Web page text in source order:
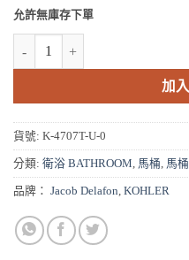
允許無庫存下單
加
貨號: K-4707T-U-0
分類: 衛浴 BATHROOM, 馬桶, 馬
品牌： Jacob Delafon, KOHLER